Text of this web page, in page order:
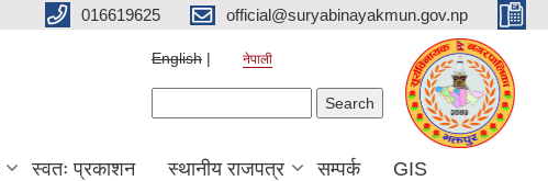
016619625 official@suryabinayakmun.gov.np
English नेपाली
स्वतः प्रकाशन स्थानीय राजपत्र सम्पर्क GIS